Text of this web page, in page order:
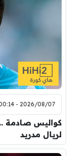
2026/08/07 - 00:14
كواليس صادمة
لريال مدريد